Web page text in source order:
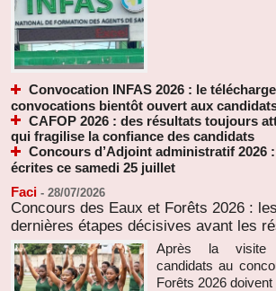
Convocation INFAS 2026 : le
convocations bientôt ouvert aux
CAFOP 2026 : des résultats toujours
qui fragilise la confiance des candidats
Concours d’Adjoint administratif 2026
écrites ce samedi 25 juillet
Faci - 28/07/2026
Concours des Eaux et Forêts 2026 :
dernières étapes décisives avant les
Après la visite
candidats au
Forêts 2026